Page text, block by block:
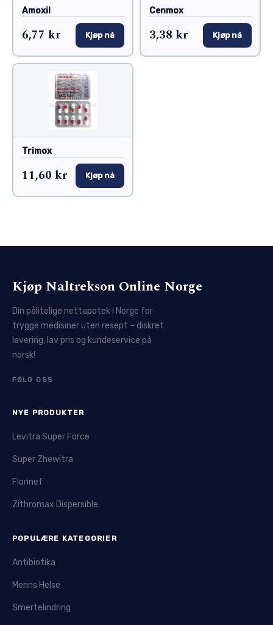
Amoxil
6,77 kr Kjøp nå
Cenmox
3,38 kr Kjøp nå
Trimox
11,60 kr Kjøp nå
Kjøp Naltrekson Online Norge
Din pålitelige nettapotek i Norge for
trygge medisiner uten resept – diskret
levering, lav pris og kundeservice på
norsk!
FØLG OSS
NYE PRODUKTER
Levitra Super Force
Super Zhewitra
Florinef
Zithromax Dispersible
POPULÆRE KATEGORIER
Antibiotika
Menns Helse
Smertelindring